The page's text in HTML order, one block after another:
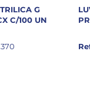
G
C/100 UN